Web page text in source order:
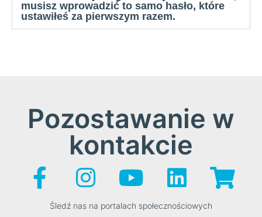
musisz wprowadzić to samo hasło, które
ustawiłeś za pierwszym razem.
Pozostawanie w
kontakcie
Śledź nas na portalach społecznościowych